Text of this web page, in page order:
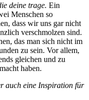
deine trage. Ein
Menschen so
dass wir uns gar nicht
verschmolzen sind.
das man sich nicht im
zu sein. Vor allem,
gleichen und zu
haben.
auch eine Inspiration für